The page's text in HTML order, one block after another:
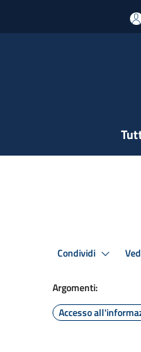
Condividi
Argomenti:
Accesso